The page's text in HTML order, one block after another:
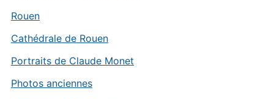
Rouen
Cathédrale de Rouen
Portraits de Claude Monet
Photos anciennes